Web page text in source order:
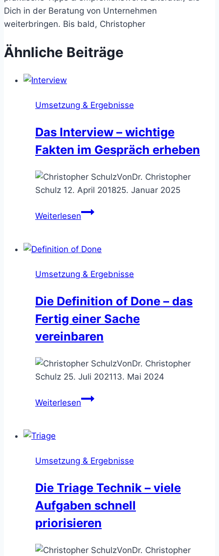
Dich in der Beratung von Unternehmen
weiterbringen. Bis bald, Christopher
Ähnliche Beiträge
Umsetzung & Ergebnisse
Das Interview – wichtige
Fakten im Gespräch erheben
VonDr. Christopher
Schulz 12. April 201825. Januar 2025
WeiterlesenDas
wichtige
im
erheben
Umsetzung & Ergebnisse
Die Definition of Done – das
Fertig einer Sache
vereinbaren
VonDr. Christopher
Schulz 25. Juli 202113. Mai 2024
WeiterlesenDie
das
einer
Sache
Umsetzung & Ergebnisse
Die Triage Technik – viele
Aufgaben schnell
priorisieren
VonDr. Christopher